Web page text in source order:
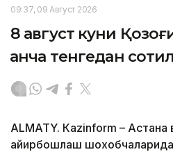
09:37, 09 Август 2026
8 август куни
қанча тенгедан
ALMATY. Кazinform –
айирбошлаш